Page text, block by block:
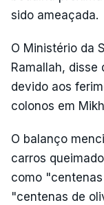
sido ameaçada.
O Ministério da
Ramallah, disse
devido aos
colonos em
O balanço
carros
como
"centenas de